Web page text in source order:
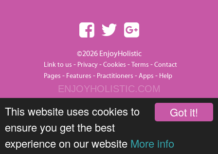
Got it!
This website uses cookies to
ensure you get the best
experience on our website More info
©2026 EnjoyHolistic
Link to us - Privacy-Cookies -Terms -Contact
Pages - Features - Practitioners -Apps - Help
ENJOYHOLISTIC.COM